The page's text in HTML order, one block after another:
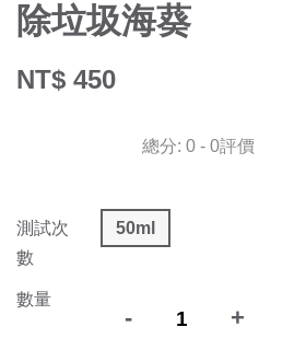
除垃圾海葵
NT$ 450
總分: 0 - 0評價
測試次
數
50ml
數量
- +